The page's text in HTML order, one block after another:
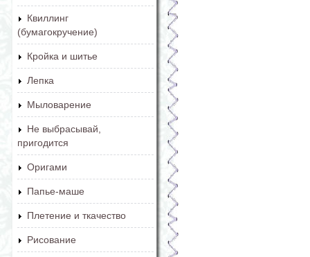
Квиллинг
(бумагокручение)
Кройка и шитье
Лепка
Мыловарение
Не выбрасывай,
пригодится
Оригами
Папье-маше
Плетение и ткачество
Рисование